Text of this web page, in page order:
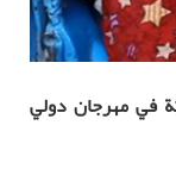
في مهرجان دولي